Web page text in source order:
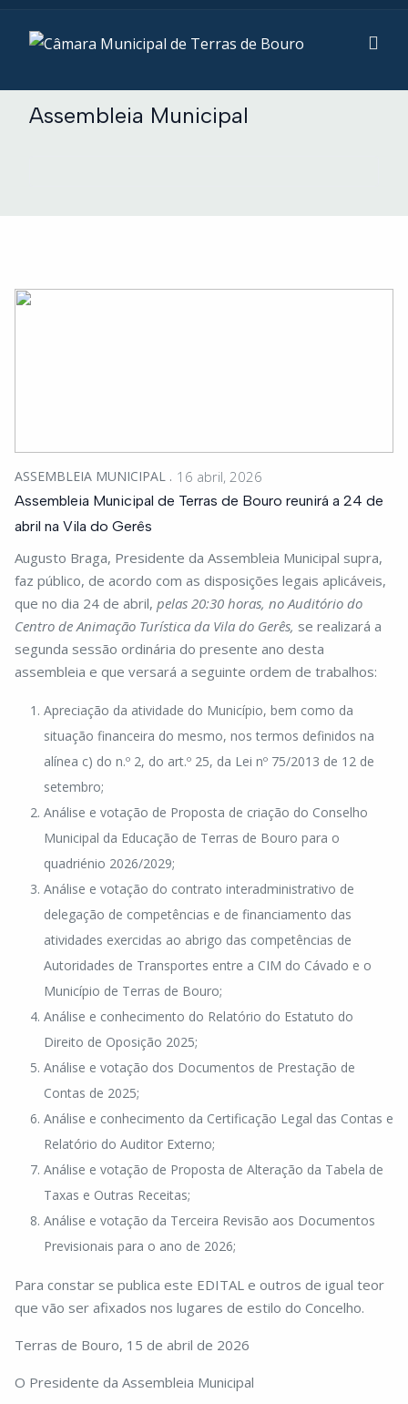
Assembleia Municipal
ASSEMBLEIA MUNICIPAL 16 abril, 2026
Assembleia Municipal de Terras de Bouro reunirá a 24 de
abril na Vila do Gerês
Augusto Braga, Presidente da Assembleia Municipal supra,
faz público, de acordo com as disposições legais aplicáveis,
que no dia 24 de abril, pelas 20:30 horas, no Auditório do
Centro de Animação Turística da Vila do Gerês, se realizará a
segunda sessão ordinária do presente ano desta
assembleia e que versará a seguinte ordem de trabalhos:
Apreciação da atividade do Município, bem como da
situação financeira do mesmo, nos termos definidos na
alínea c) do n.º 2, do art.º 25, da Lei nº 75/2013 de 12 de
setembro;
Análise e votação de Proposta de criação do Conselho
Municipal da Educação de Terras de Bouro para o
quadriénio 2026/2029;
Análise e votação do contrato interadministrativo de
delegação de competências e de financiamento das
atividades exercidas ao abrigo das competências de
Autoridades de Transportes entre a CIM do Cávado e o
Município de Terras de Bouro;
Análise e conhecimento do Relatório do Estatuto do
Direito de Oposição 2025;
Análise e votação dos Documentos de Prestação de
Contas de 2025;
Análise e conhecimento da Certificação Legal das Contas e
Relatório do Auditor Externo;
Análise e votação de Proposta de Alteração da Tabela de
Taxas e Outras Receitas;
Análise e votação da Terceira Revisão aos Documentos
Previsionais para o ano de 2026;
Para constar se publica este EDITAL e outros de igual teor
que vão ser afixados nos lugares de estilo do Concelho.
Terras de Bouro, 15 de abril de 2026
O Presidente da Assembleia Municipal